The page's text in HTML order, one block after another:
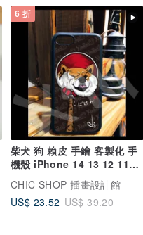
6 折
柴犬 狗 賴皮 手繪 客製化 手
機殼 iPhone 14 13 12 11
CHIC SHOP 插畫設計館
US$ 23.52 US$ 39.20